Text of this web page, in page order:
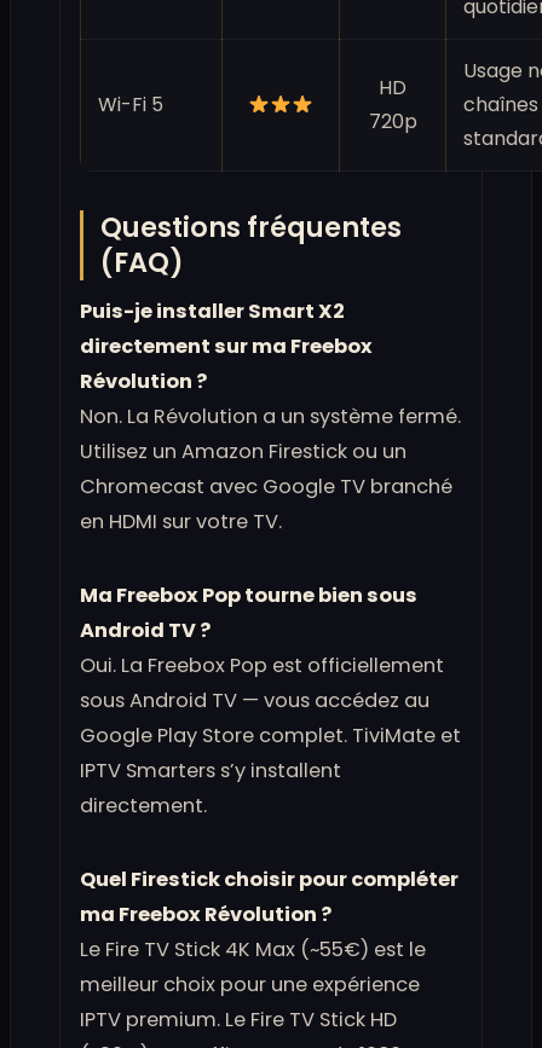
Wi-Fi 5
HD
720p
Usage
chaînes
Questions fréquentes
(FAQ)
Puis-je installer Smart X2
directement sur ma Freebox
Révolution ?
Non. La Révolution a un système fermé.
Utilisez un Amazon Firestick ou un
Chromecast avec Google TV branché
en HDMI sur votre TV.
Ma Freebox Pop tourne bien sous
Android TV ?
Oui. La Freebox Pop est officiellement
sous Android TV — vous accédez au
Google Play Store complet. TiviMate et
IPTV Smarters s’y installent
directement.
Quel Firestick choisir pour compléter
ma Freebox Révolution ?
Le Fire TV Stick 4K Max (~55€) est le
meilleur choix pour une expérience
IPTV premium. Le Fire TV Stick HD